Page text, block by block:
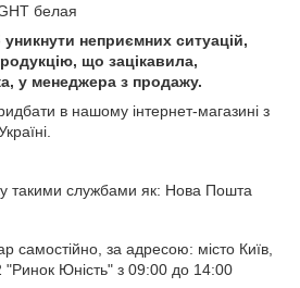
белая
неприємних ситуацій,
що зацікавила,
у менеджера з продажу.
в нашому інтернет-магазині з
такими службами як: Нова Пошта
самостійно, за адресою: місто Київ,
"Ринок Юність" з 09:00 до 14:00